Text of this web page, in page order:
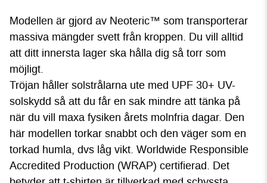
Modellen är gjord av Neoteric™ som transporterar
massiva mängder svett från kroppen. Du vill alltid
att ditt innersta lager ska hålla dig så torr som
möjligt.
Tröjan håller solstrålarna ute med UPF 30+ UV-
solskydd så att du får en sak mindre att tänka på
när du vill maxa fysiken årets molnfria dagar. Den
här modellen torkar snabbt och den väger som en
torkad humla, dvs låg vikt. Worldwide Responsible
Accredited Production (WRAP) certifierad. Det